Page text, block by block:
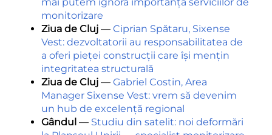
monitorizare
Ziua de Cluj — Ciprian Spătaru, Sixense
Vest: dezvoltatorii au responsabilitatea de
a oferi pieței construcții care își mențin
integritatea structurală
Ziua de Cluj — Gabriel Costin, Area
Manager Sixense Vest: vrem să devenim
un hub de excelență regional
Gândul — Studiu din satelit: noi deformări